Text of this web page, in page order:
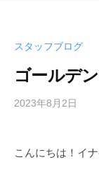
イ
ナ
｜
スタッフブログ
ゴールデ
2023年8月2日
n
こんにちは！イ
ン
笑
を
職